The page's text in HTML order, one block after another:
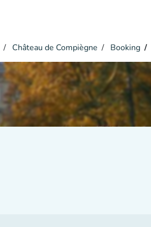
Château de Compiègne Booking